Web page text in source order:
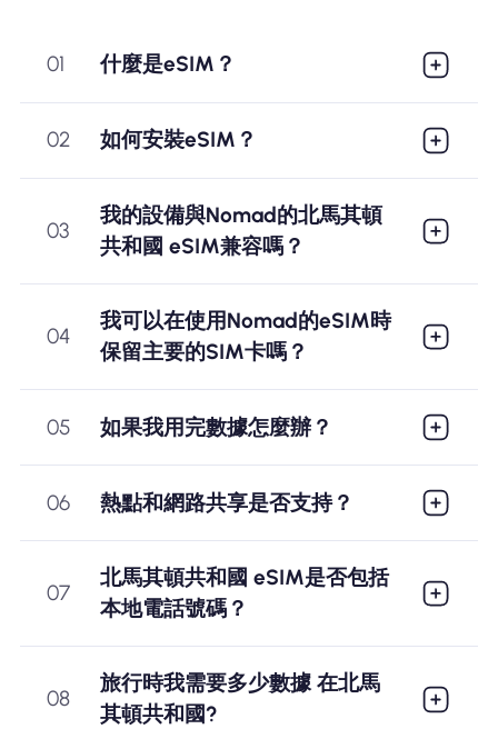
01 什麼是eSIM？
02 如何安裝eSIM？
03
我的設備與Nomad的北馬其頓
共和國 eSIM兼容嗎？
04
我可以在使用Nomad的eSIM時
保留主要的SIM卡嗎？
05 如果我用完數據怎麼辦？
06 熱點和網路共享是否支持？
07
北馬其頓共和國 eSIM是否包括
本地電話號碼？
08
旅行時我需要多少數據 在北馬
其頓共和國?